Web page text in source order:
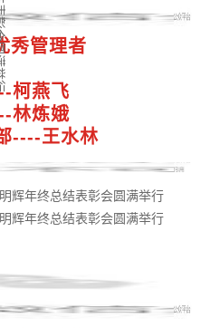
秀管理者
柯燕飞
林炼娥
----王水林